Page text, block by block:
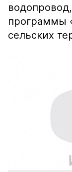
программы
сельских